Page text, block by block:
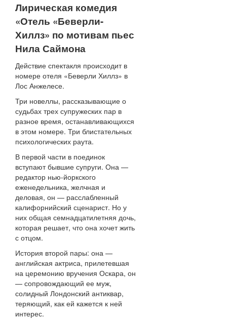
Лирическая комедия
«Отель «Беверли-
Хиллз» по мотивам пьес
Нила Саймона
Действие спектакля происходит в
номере отеля «Беверли Хиллз» в
Лос Анжелесе.
Три новеллы, рассказывающие о
судьбах трех супружеских пар в
разное время, останавливающихся
в этом номере. Три блистательных
психологических раута.
В первой части в поединок
вступают бывшие супруги. Она —
редактор нью-йоркского
еженедельника, желчная и
деловая, он — расслабленный
калифорнийский сценарист. Но у
них общая семнадцатилетняя дочь,
которая решает, что она хочет жить
с отцом.
История второй пары: она —
английская актриса, прилетевшая
на церемонию вручения Оскара, он
— сопровождающий ее муж,
солидный Лондонский антиквар,
теряющий, как ей кажется к ней
интерес.